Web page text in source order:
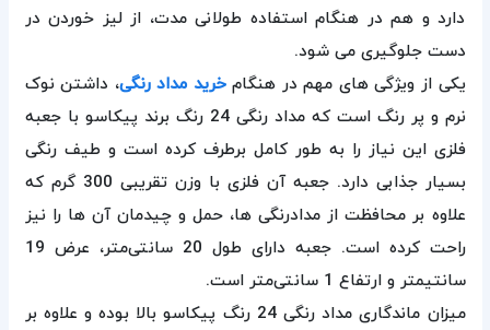
دارد و هم در هنگام استفاده طولانی مدت، از لیز خوردن در
دست جلوگیری می شود.
یکی از ویژگی های مهم در هنگامخرید مداد رنگی، داشتن نوک
نرم و پر رنگ است که مداد رنگی 24 رنگ برند پیکاسو با جعبه
فلزی این نیاز را به طور کامل برطرف کرده است و طیف رنگی
بسیار جذابی دارد. جعبه‌ آن فلزی با وزن تقریبی 300 گرم که
علاوه بر محافظت از مدادرنگی ها، حمل و چیدمان آن ها را نیز
راحت کرده است. جعبه دارای طول 20 سانتی‌متر، عرض 19
سانتیمتر و ارتفاع 1 سانتی‌متر است.
میزان ماندگاری مداد رنگی 24 رنگ پیکاسو بالا بوده و علاوه بر